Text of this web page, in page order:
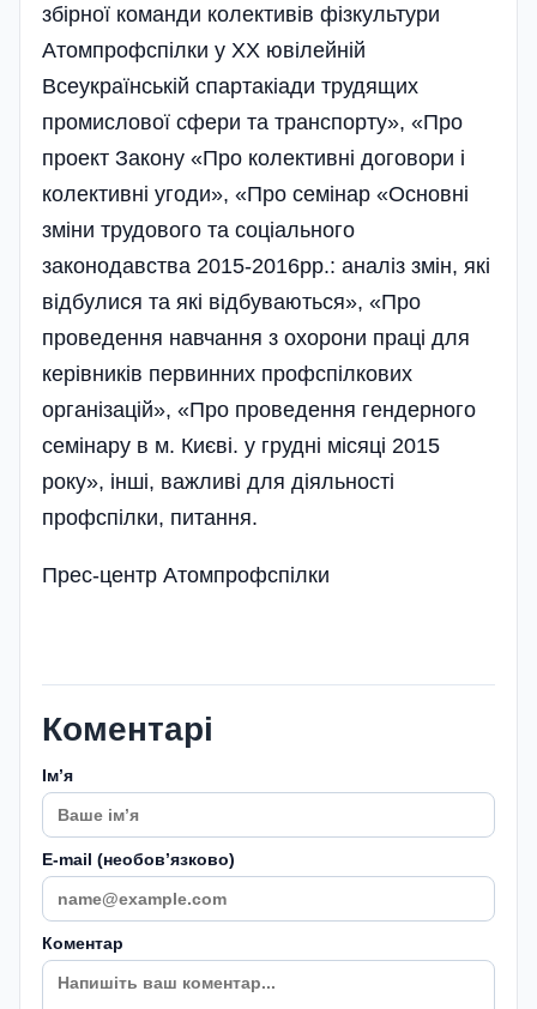
збірної команди колективів фізкультури
Атомпрофспілки у ХХ ювілейній
Всеукраїнській спартакіади трудящих
промислової сфери та транспорту», «Про
проект Закону «Про колективні договори і
колективні угоди», «Про семінар «Основні
зміни трудового та соціального
законодавства 2015-2016рр.: аналіз змін, які
відбулися та які відбуваються», «Про
проведення навчання з охорони праці для
керівників первинних профспілкових
організацій», «Про проведення гендерного
семінару в м. Києві. у грудні місяці 2015
року», інші, важливі для діяльності
профспілки, питання.
Прес-центр Атомпрофспілки
Коментарі
Імʼя
E-mail (необовʼязково)
Коментар